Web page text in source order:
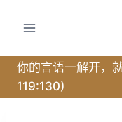
你的言语一解开，
119:130)